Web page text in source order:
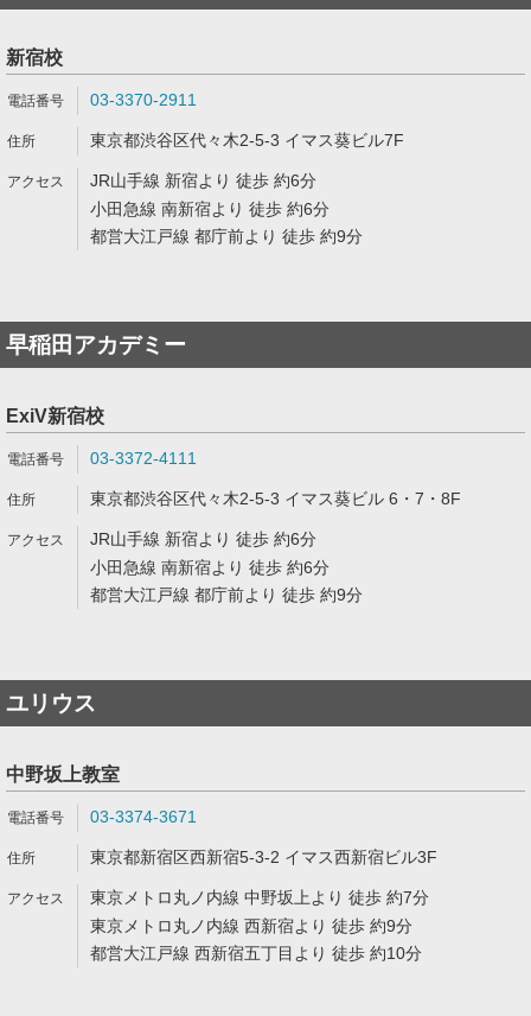
新宿校
03-3370-2911
東京都渋谷区代々木2-5-3 イマス葵ビル7F
JR山手線 新宿より 徒歩 約6分
小田急線 南新宿より 徒歩 約6分
都営大江戸線 都庁前より 徒歩 約9分
早稲田アカデミー
ExiV新宿校
03-3372-4111
東京都渋谷区代々木2-5-3 イマス葵ビル 6・7・8F
JR山手線 新宿より 徒歩 約6分
小田急線 南新宿より 徒歩 約6分
都営大江戸線 都庁前より 徒歩 約9分
ユリウス
中野坂上教室
03-3374-3671
東京都新宿区西新宿5-3-2 イマス西新宿ビル3F
東京メトロ丸ノ内線 中野坂上より 徒歩 約7分
東京メトロ丸ノ内線 西新宿より 徒歩 約9分
都営大江戸線 西新宿五丁目より 徒歩 約10分